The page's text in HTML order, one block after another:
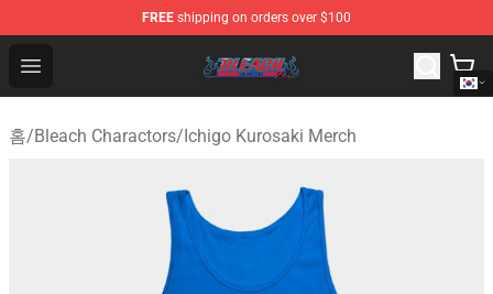
FREE shipping on orders over $100
Open menu
Bleach Store - Official Bleach Merchandise Shop
홈/Bleach Charactors/Ichigo Kurosaki Merch